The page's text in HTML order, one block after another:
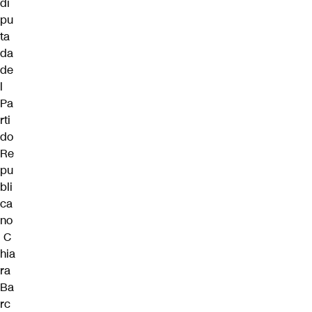
pu
ta
da
de
l
Pa
rti
do
Re
pu
bli
ca
no
C
hia
ra
Ba
rc